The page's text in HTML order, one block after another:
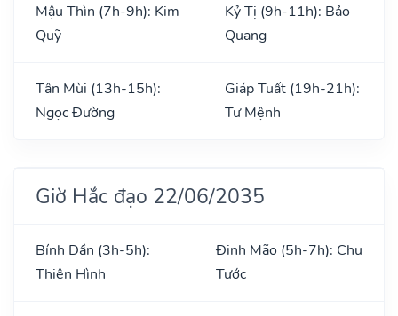
Mậu Thìn (7h-9h): Kim
Quỹ
Kỷ Tị (9h-11h): Bảo
Quang
Tân Mùi (13h-15h):
Ngọc Đường
Giáp Tuất (19h-21h):
Tư Mệnh
Giờ Hắc đạo 22/06/2035
Bính Dần (3h-5h):
Thiên Hình
Đinh Mão (5h-7h): Chu
Tước